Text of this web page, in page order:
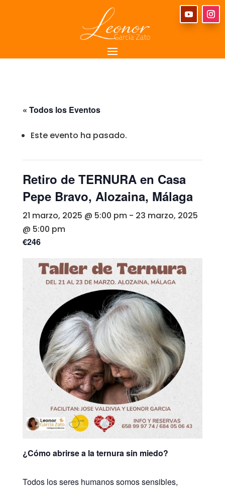
« Todos los Eventos
Este evento ha pasado.
Retiro de TERNURA en Casa
Pepe Bravo, Alozaina, Málaga
21 marzo, 2025 @ 5:00 pm- 23 marzo, 2025
@ 5:00 pm
€246
¿Cómo abrirse a la ternura sin miedo?
Todos los seres humanos somos sensibles,